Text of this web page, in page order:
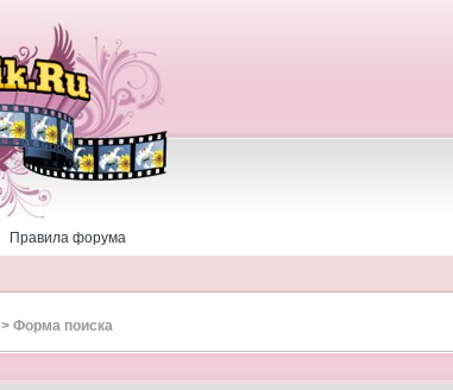
Правила форума
> Форма поиска